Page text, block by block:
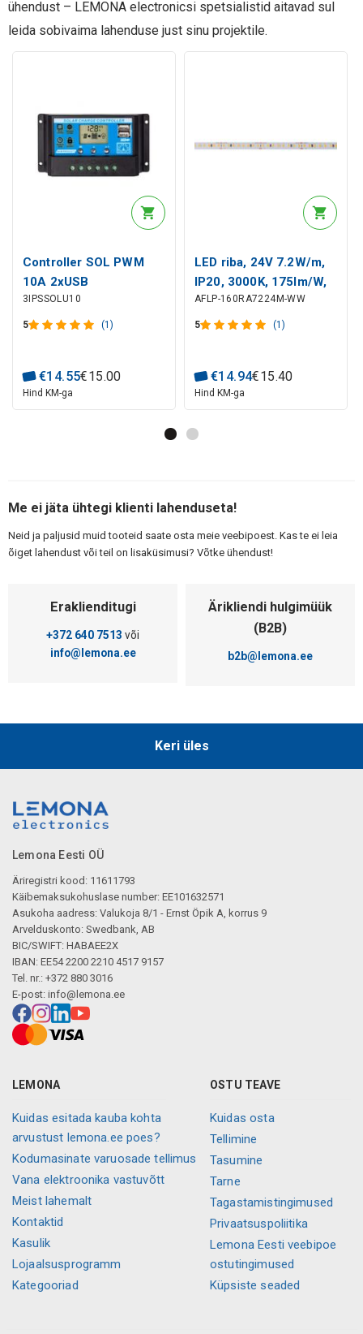
ühendust – LEMONA electronicsi spetsialistid aitavad sul
leida sobivaima lahenduse just sinu projektile.
Controller SOL PWM
10A 2xUSB
3IPSSOLU10
5 (1)
€14.55€15.00
Hind KM-ga
LED riba, 24V 7.2W/m,
IP20, 3000K, 175lm/W,
kõrge efektiivsusega,
160LED/m Samsung
AFLP-160RA7224M-WW
5 (1)
€14.94€15.40
Hind KM-ga
Me ei jäta ühtegi klienti lahenduseta!
Neid ja paljusid muid tooteid saate osta meie veebipoest. Kas te ei leia
õiget lahendust või teil on lisaküsimusi? Võtke ühendust!
Eraklienditugi
+372 640 7513 või
info@lemona.ee
Ärikliendi hulgimüük
(B2B)
b2b@lemona.ee
Keri üles
Lemona Eesti OÜ
Äriregistri kood: 11611793
Käibemaksukohuslase number: EE101632571
Asukoha aadress: Valukoja 8/1 - Ernst Öpik A, korrus 9
Arvelduskonto: Swedbank, AB
BIC/SWIFT: HABAEE2X
IBAN: EE54 2200 2210 4517 9157
Tel. nr.: +372 880 3016
E-post: info@lemona.ee
LEMONA
Kuidas esitada kauba kohta
arvustust lemona.ee poes?
Kodumasinate varuosade tellimus
Vana elektroonika vastuvõtt
Meist lahemalt
Kontaktid
Kasulik
Lojaalsusprogramm
Kategooriad
OSTU TEAVE
Kuidas osta
Tellimine
Tasumine
Tarne
Tagastamistingimused
Privaatsuspoliitika
Lemona Eesti veebipoe
ostutingimused
Küpsiste seaded